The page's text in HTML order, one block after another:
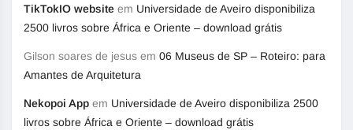
TikTokIO website em Universidade de Aveiro disponibiliza
2500 livros sobre África e Oriente – download grátis
Gilson soares de jesus em 06 Museus de SP – Roteiro: para
Amantes de Arquitetura
Nekopoi App em Universidade de Aveiro disponibiliza 2500
livros sobre África e Oriente – download grátis